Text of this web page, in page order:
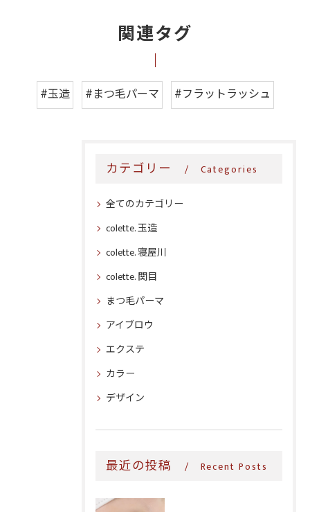
関連タグ
#玉造 #まつ毛パーマ #フラットラッシュ
カテゴリー Categories
全てのカテゴリー
colette. 玉造
colette. 寝屋川
colette. 関目
まつ毛パーマ
アイブロウ
エクステ
カラー
デザイン
最近の投稿 Recent Posts